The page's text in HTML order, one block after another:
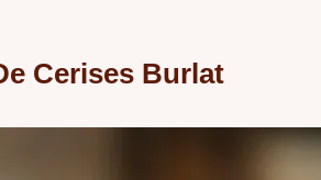
Cerises Burlat